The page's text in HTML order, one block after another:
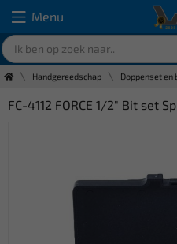
Menu
Handgereedschap Doppenset en
FC-4112 FORCE 1/2" Bit set